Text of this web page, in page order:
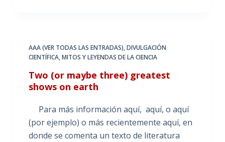
AAA (VER TODAS LAS ENTRADAS),DIVULGACIÓN
CIENTÍFICA,MITOS Y LEYENDAS DE LA CIENCIA
Two (or maybe three) greatest
shows on earth
Para más información aquí, aquí, o aquí
(por ejemplo) o más recientemente aquí, en
donde se comenta un texto de literatura